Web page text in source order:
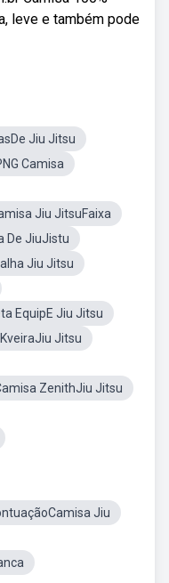
leve e também pode
Jiu Jitsu
Camisa
Jiu JitsuFaixa
De JiuJistu
Jiu Jitsu
EquipE Jiu Jitsu
Jitsu
ZenithJiu Jitsu
Jiu